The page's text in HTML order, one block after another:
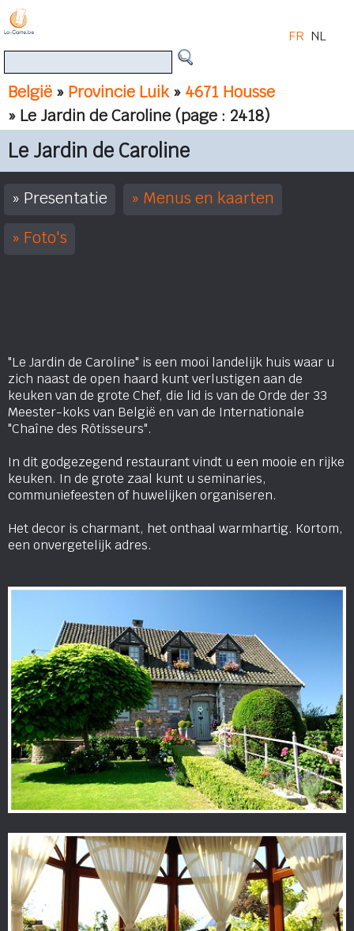
België » Provincie Luik» 4671 Housse
» Le Jardin de Caroline (page : 2418)
FR NL
Le Jardin de Caroline
Presentatie
Menus en kaarten
Foto's
"Le Jardin de Caroline" is een mooi landelijk huis waar u
zich naast de open haard kunt verlustigen aan de
keuken van de grote Chef, die lid is van de Orde der 33
Meester-koks van België en van de Internationale
"Chaîne des Rôtisseurs".
In dit godgezegend restaurant vindt u een mooie en rijke
keuken. In de grote zaal kunt u seminaries,
communiefeesten of huwelijken organiseren.
Het decor is charmant, het onthaal warmhartig. Kortom,
een onvergetelijk adres.